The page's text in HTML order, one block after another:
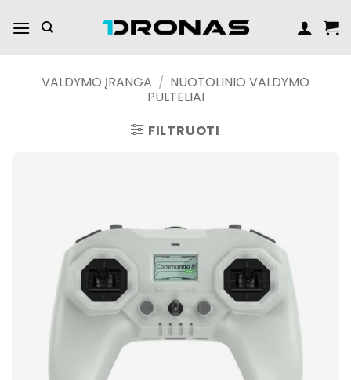
turinį
VALDYMO ĮRANGA / NUOTOLINIO VALDYMO
PULTELIAI
FILTRUOTI